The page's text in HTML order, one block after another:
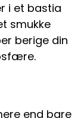
i et bastia
smukke
berige din
end bare